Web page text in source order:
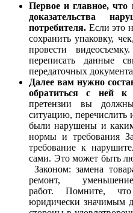
Первое и главное, что
доказательства
потребителя. Если это
сохранить упаковку,
провести
переписать данные
передаточных
Далее вам нужно
обратиться с ней к
претензии вы
ситуацию, перечислить
были нарушены и
нормы и требования
требование к
сами. Это может быть
Законом: замена
ремонт,
работ.Помните,
юридически значимым